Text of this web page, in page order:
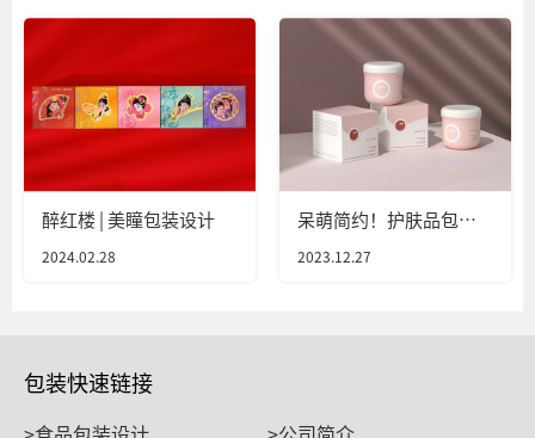
醉红楼 | 美瞳包装设计
2024.02.28
呆萌简约！护肤品包装
2023.12.27
包装快速链接